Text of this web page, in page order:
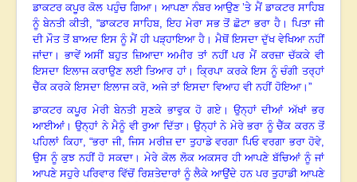
ਡਾਕਟਰ ਕਪੂਰ ਕੋਲ ਪਹੁੰਚ ਗਿਆ। ਆਪਣਾ ਨੰਬਰ ਆਉਣ ’ਤੇ ਮੈਂ ਡਾਕਟਰ ਸਾਹਿਬ
ਨੂੰ ਬੇਨਤੀ ਕੀਤੀ, “ਡਾਕਟਰ ਸਾਹਿਬ,ਇਹ ਮੇਰਾ ਸਭ ਤੋਂ ਛੋਟਾ ਭਰਾ ਹੈ ।ਪਿਤਾ ਜੀ
ਦੀ ਮੌਤ ਤੋਂ ਬਾਅਦ ਇਸ ਨੂੰ ਮੈਂ ਹੀ ਪੜ੍ਹਾਇਆ ਹੈ । ਮੈਥੋਂ ਇਸਦਾ ਦੁੱਖ ਵੇਖਿਆ ਨਹੀਂ
ਜਾਂਦਾ । ਭਾਵੇਂ ਅਸੀਂ ਬਹੁਤ ਜ਼ਿਆਦਾ ਅਮੀਰ ਤਾਂ ਨਹੀਂ ਪਰ ਮੈਂ ਕਰਜ਼ਾ ਚੱਕਕੇ ਵੀ
ਇਸਦਾ ਇਲਾਜ ਕਰਾਉਣ ਲਈ ਤਿਆਰ ਹਾਂ।ਕ੍ਰਿਪਾ ਕਰਕੇ ਇਸ ਨੂੰ ਚੰਗੀ ਤਰ੍ਹਾਂ
ਚੈੱਕ ਕਰਕੇ ਇਸਦਾ ਇਲਾਜ ਕਰੋ, ਅਜੇ ਤਾਂ ਇਸਦਾ ਵਿਆਹ ਵੀ ਨਹੀਂ ਹੋਇਆ। ”
ਡਾਕਟਰ ਕਪੂਰ ਮੇਰੀ ਬੇਨਤੀ ਸੁਣਕੇ ਭਾਵੁਕ ਹੋ ਗਏ। ਉਨ੍ਹਾਂ ਦੀਆਂ ਅੱਖਾਂ ਭਰ
ਆਈਆਂ।ਉਨ੍ਹਾਂ ਨੇ ਮੈਨੂੰ ਵੀ ਰੁਆ ਦਿੱਤਾ।ਉਨ੍ਹਾਂ ਨੇ ਮੇਰੇ ਭਰਾ ਨੂੰ ਚੈੱਕ ਕਰਨ ਤੋਂ
ਪਹਿਲਾਂ ਕਿਹਾ, “ਭਰਾ ਜੀ, ਜਿਸ ਮਰੀਜ਼ ਦਾ ਤੁਹਾਡੇ ਵਰਗਾ ਪਿਓ ਵਰਗਾ ਭਰਾ ਹੋਵੇ,
ਉਸ ਨੂੰ ਕੁਝ ਨਹੀਂ ਹੋ ਸਕਦਾ ।ਮੇਰੇ ਕੋਲ ਲੋਕ ਅਕਸਰ ਹੀ ਆਪਣੇ ਬੱਚਿਆਂ ਨੂੰ ਜਾਂ
ਆਪਣੇ ਸਹੁਰੇ ਪਰਿਵਾਰ ਵਿੱਚੋਂ ਰਿਸ਼ਤੇਦਾਰਾਂ ਨੂੰ ਲੈਕੇ ਆਉਂਦੇ ਹਨ ਪਰ ਤੁਹਾਡੀ ਆਪਣੇ